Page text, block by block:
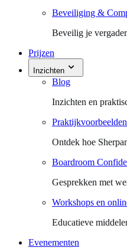
Beveiliging &
Beveilig je
Prijzen
Inzichten
Blog
Inzichten en
Praktijkvoorbeelden
Ontdek hoe
Boardroom
Gesprekken met
Workshops en
Educatieve
Evenementen